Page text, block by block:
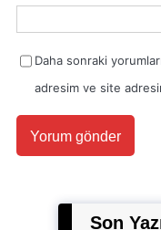
Daha sonraki
adresim ve site
Son